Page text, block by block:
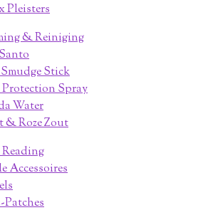
Pleisters
& Reiniging
Stick
Spray
Water
& Roze Zout
Accessoires